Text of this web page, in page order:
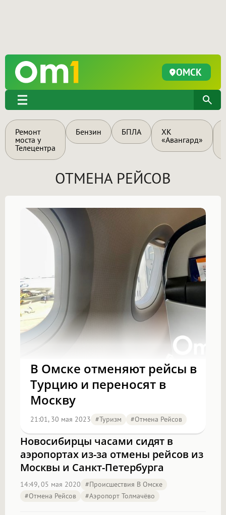
ОМСК
Ремонт
моста у
Телецентра
Бензин БПЛА
ХК
«Авангард»
ОТМЕНА РЕЙСОВ
В Омске отменяют рейсы в
Турцию и переносят в
Москву
21:01, 30 мая 2023 #туризм #отмена Рейсов
Новосибирцы часами сидят в
аэропортах из-за отмены рейсов из
Москвы и Санкт-Петербурга
14:49, 05 мая 2020 #Происшествия В Омске
#отмена Рейсов
#аэропорт Толмачёво